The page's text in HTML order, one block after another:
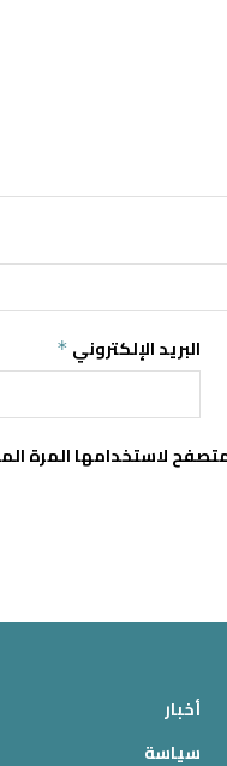
البريد الإلكتروني *
لاستخدامها المرة
أخبار
سياسة